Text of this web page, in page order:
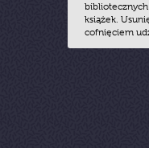
bibliotecznych
książek.
cofnięciem